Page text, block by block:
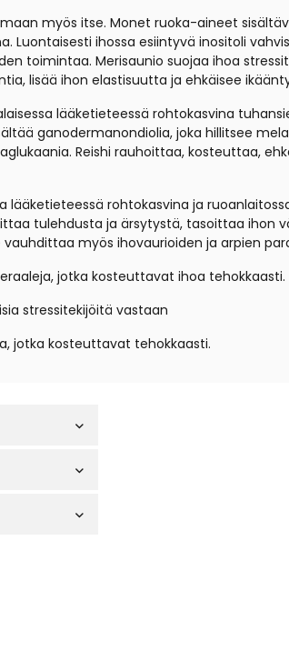
myös itse. Monet ruoka-aineet
ihossa esiintyvä inositoli
toimintaa. Merisaunio suojaa ihoa
lisää ihon elastisuutta ja ehkäisee
lääketieteessä rohtokasvina
ganodermanondiolia, joka hillitsee
Reishi rauhoittaa, kosteuttaa,
lääketieteessä rohtokasvina ja
tulehdusta ja ärsytystä, tasoittaa ihon
myös ihovaurioiden ja arpien
jotka kosteuttavat ihoa tehokkaasti.
stressitekijöitä vastaan
jotka kosteuttavat tehokkaasti.